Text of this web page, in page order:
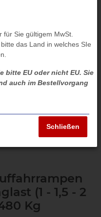
(1 - 1,5 - 2
Kg
für Sie gültigem MwSt.
das Land in welches SIe
bitte EU oder nicht EU. Sie
auch im Bestellvorgang
Schließen